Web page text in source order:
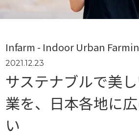
Activity
Strategy
“経営戦略” のPerspectives
社外取締役の肖像
Infarm - Indoor Urban
2021.12.23
サステナブルで美
業を、日本各地に
い